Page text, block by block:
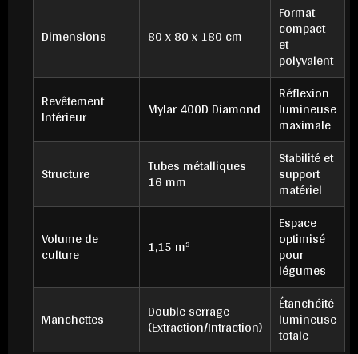
Dimensions 80 x 80 x 180 cm
Format
compact
et
polyvalent
Revêtement
Intérieur Mylar 400D Diamond
Réflexion
lumineuse
maximale
Structure Tubes métalliques
16 mm
Stabilité et
support
matériel
Volume de
culture 1,15 m³
Espace
optimisé
pour
légumes
Manchettes Double serrage
(Extraction/Intraction)
Étanchéité
lumineuse
totale